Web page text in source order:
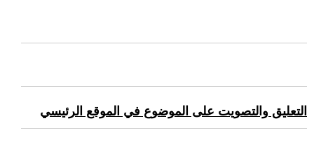
التعليق والتصويت على الموضوع في الموقع الرئيسي